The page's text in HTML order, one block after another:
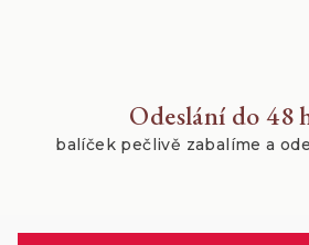
Odeslání do 48
balíček pečlivě zabalíme a